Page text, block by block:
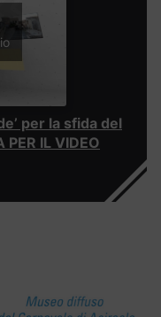
per la sfida del
IL VIDEO